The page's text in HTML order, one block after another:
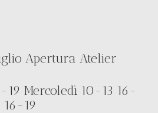
Apertura Atelier
19 Mercoledì 10-13 16-
16-19